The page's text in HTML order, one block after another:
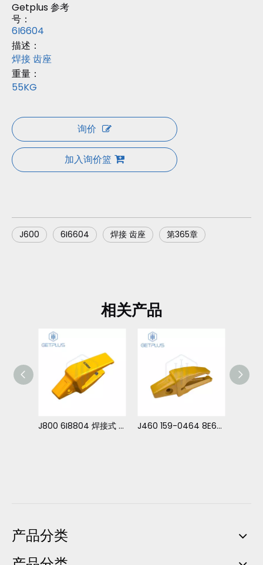
Getplus 参考
号：
6I6604
描述：
焊接 齿座
重量：
55KG
询价
加入询价篮
J600 6I6604 焊接 齿座 第365章
相关产品
J800 6I8804 焊接式 齿座 适用于 卡特 390 J460 159-0464 8E6464 6I6464 焊接式 齿座 用于 卡特 E 300 - 235 - 325 330
产品分类